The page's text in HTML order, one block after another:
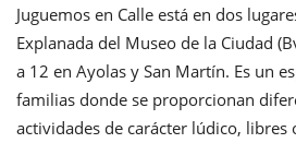
Juguemos en Calle está en dos
Explanada del Museo de la Ciudad
a 12 en Ayolas y San Martín. Es un
familias donde se proporcionan
actividades de carácter lúdico, libres